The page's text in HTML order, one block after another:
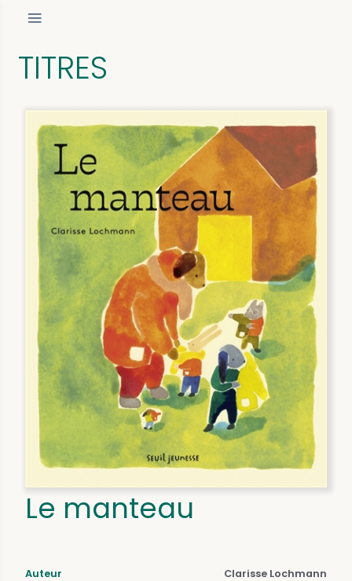
TITRES
Le manteau
Auteur Clarisse Lochmann